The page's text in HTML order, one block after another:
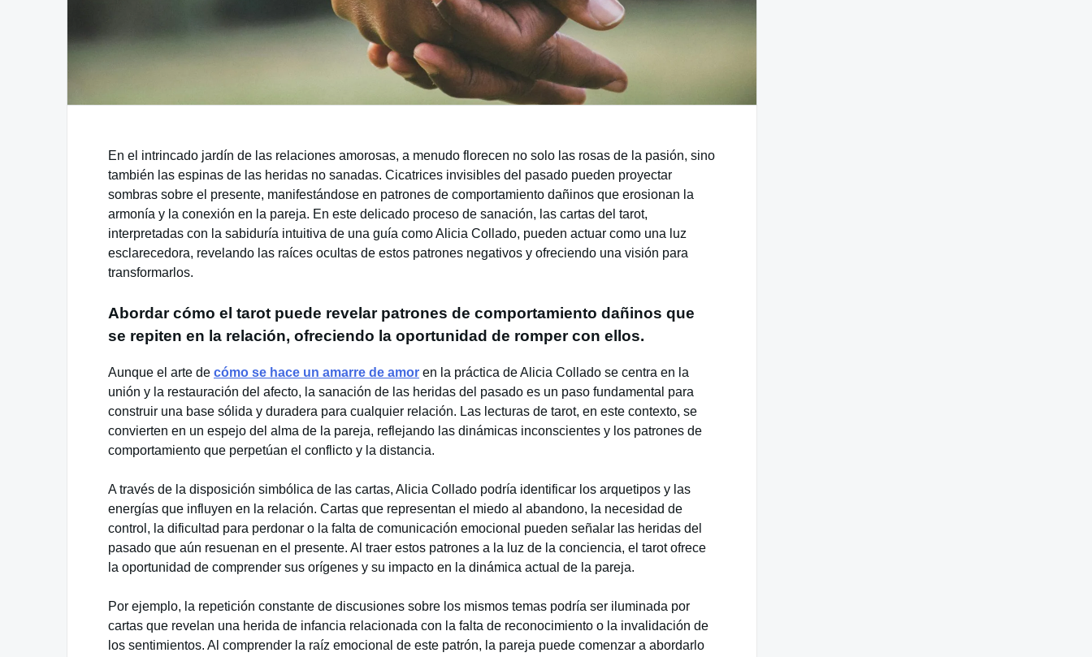
En el intrincado jardín de las relaciones amorosas, a menudo florecen no solo las rosas de la pasión, sino
también las espinas de las heridas no sanadas. Cicatrices invisibles del pasado pueden proyectar
sombras sobre el presente, manifestándose en patrones de comportamiento dañinos que erosionan la
armonía y la conexión en la pareja. En este delicado proceso de sanación, las cartas del tarot,
interpretadas con la sabiduría intuitiva de una guía como Alicia Collado, pueden actuar como una luz
esclarecedora, revelando las raíces ocultas de estos patrones negativos y ofreciendo una visión para
transformarlos.
Abordar cómo el tarot puede revelar patrones de comportamiento dañinos que
se repiten en la relación, ofreciendo la oportunidad de romper con ellos.
Aunque el arte de cómo se hace un amarre de amor en la práctica de Alicia Collado se centra en la
unión y la restauración del afecto, la sanación de las heridas del pasado es un paso fundamental para
construir una base sólida y duradera para cualquier relación. Las lecturas de tarot, en este contexto, se
convierten en un espejo del alma de la pareja, reflejando las dinámicas inconscientes y los patrones de
comportamiento que perpetúan el conflicto y la distancia.
A través de la disposición simbólica de las cartas, Alicia Collado podría identificar los arquetipos y las
energías que influyen en la relación. Cartas que representan el miedo al abandono, la necesidad de
control, la dificultad para perdonar o la falta de comunicación emocional pueden señalar las heridas del
pasado que aún resuenan en el presente. Al traer estos patrones a la luz de la conciencia, el tarot ofrece
la oportunidad de comprender sus orígenes y su impacto en la dinámica actual de la pareja.
Por ejemplo, la repetición constante de discusiones sobre los mismos temas podría ser iluminada por
cartas que revelan una herida de infancia relacionada con la falta de reconocimiento o la invalidación de
los sentimientos. Al comprender la raíz emocional de este patrón, la pareja puede comenzar a abordarlo